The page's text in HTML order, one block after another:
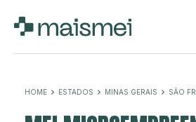
HOME ESTADOS MINAS GERAIS SÃO